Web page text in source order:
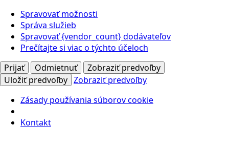
Spravovať možnosti
Správa služieb
Spravovať {vendor_count} dodávateľov
Prečítajte si viac o týchto účeloch
Prijať
Odmietnuť
Zobraziť predvoľby
Uložiť predvoľby Zobraziť predvoľby
Zásady používania súborov cookie
Kontakt